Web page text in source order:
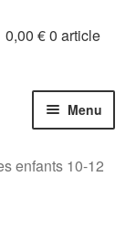
0,00€0 article
Menu
enfants 10-12